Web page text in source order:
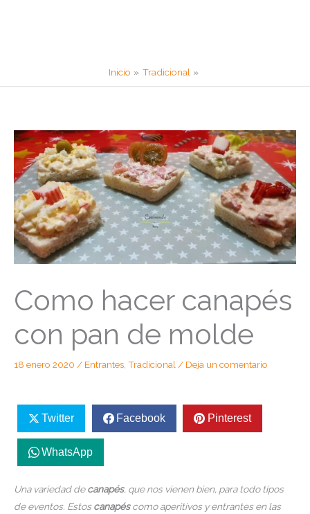
Inicio Tradicional
Como hacer canapés
con pan de molde
18 enero 2020 / Entrantes Tradicional / Deja un comentario
Twitter Facebook Pinterest
WhatsApp
Una variedad decanapés, que nos vienen bien, para todo tipos
de eventos. Estoscanapéscomo aperitivos y entrantes en las